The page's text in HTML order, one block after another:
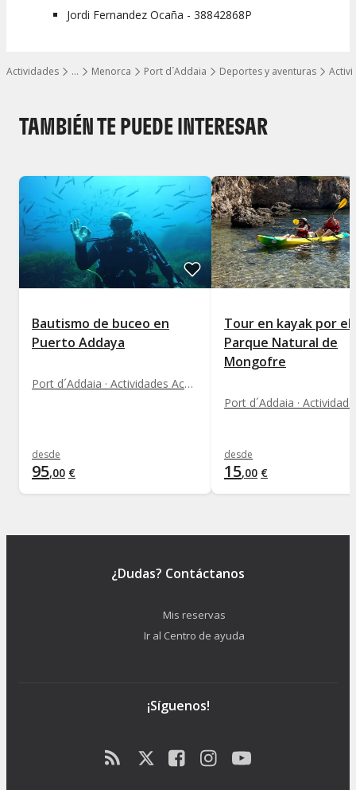
…
Mostrar todos los niveles
Actividades Menorca Port d´Addaia Deportes y aventuras
Jordi Fernandez Ocaña - 38842868P
TAMBIÉN TE PUEDE INTERESAR
Bautismo de buceo en
Puerto Addaya
Port d´Addaia · Actividades Acuáticas
desde
95,00 €
Tour en kayak por el
Parque Natural de
Mongofre
desde
15,00 €
¿Dudas? Contáctanos
Mis reservas
Ir al Centro de ayuda
¡Síguenos!